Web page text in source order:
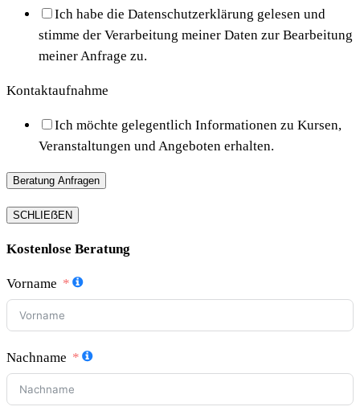
Ich habe die Datenschutzerklärung gelesen und
stimme der Verarbeitung meiner Daten zur Bearbeitung
meiner Anfrage zu.
Kontaktaufnahme
Ich möchte gelegentlich Informationen zu Kursen,
Veranstaltungen und Angeboten erhalten.
Beratung Anfragen
SCHLIEẞEN
Kostenlose Beratung
Vorname
Nachname